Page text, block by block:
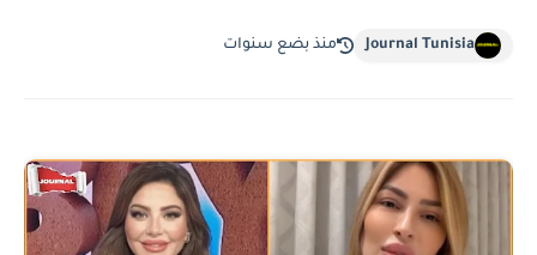
Journal Tunisia منذ بضع سنوات